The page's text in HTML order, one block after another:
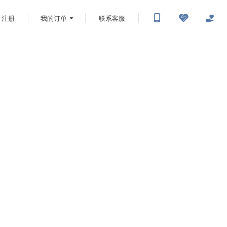
注册 我的订单 联系客服